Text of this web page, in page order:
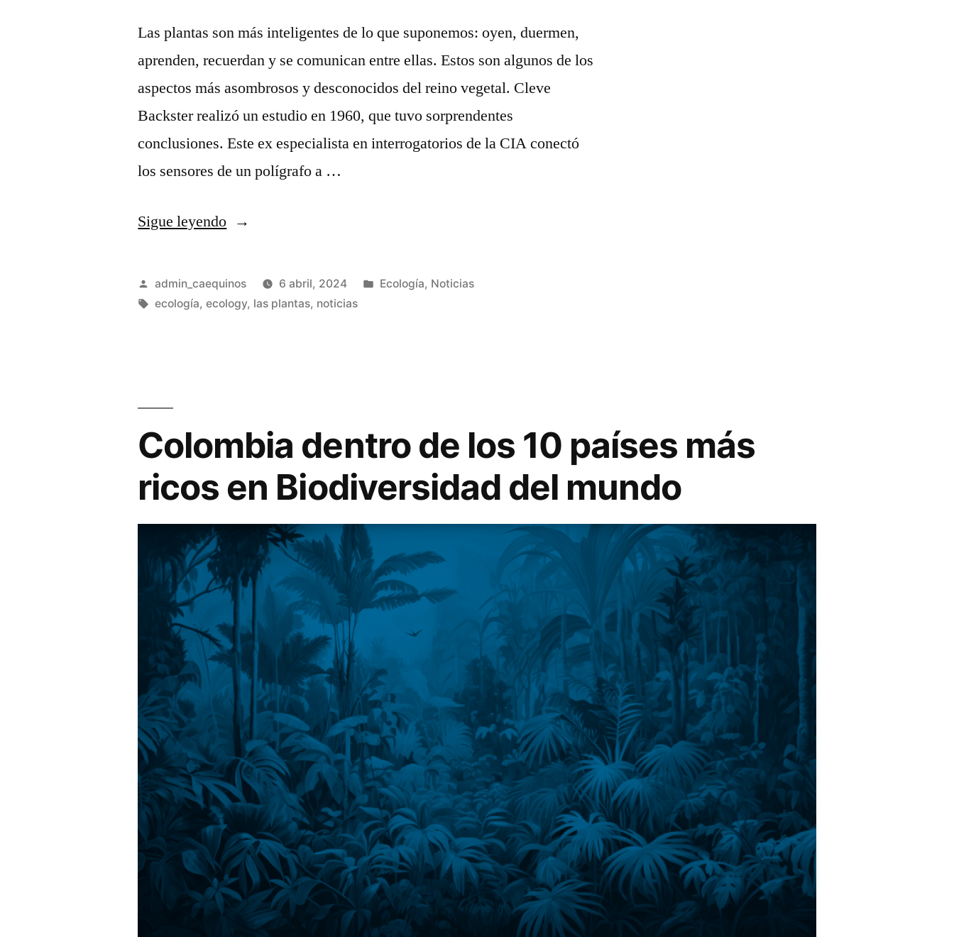
Las plantas son más inteligentes de lo que suponemos: oyen, duermen,
aprenden, recuerdan y se comunican entre ellas. Estos son algunos de los
aspectos más asombrosos y desconocidos del reino vegetal. Cleve
Backster realizó un estudio en 1960, que tuvo sorprendentes
conclusiones. Este ex especialista en interrogatorios de la CIA conectó
los sensores de un polígrafo a …
Sigue leyendo
admin_caequinos 6 abril, 2024 Ecología, Noticias
ecología,ecology, las plantas, noticias
Colombia dentro de los 10 países más
ricos en Biodiversidad del mundo